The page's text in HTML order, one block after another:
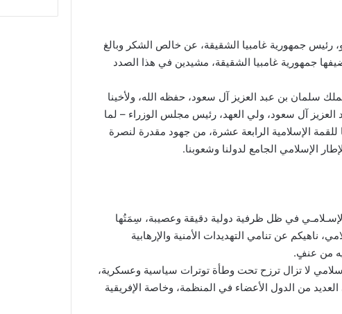
رئيس جمهورية غامبيا الشقيقة، عن خالص الشكر وبالغ
جمهورية غامبيا الشقيقة، مشيدين في هذا الصدد
سلمان بن عبد العزيز آل سعود، حفظه الله، ولأخينا
آل سعود، ولي العهد، رئيس مجلس الوزراء – لما
للقمة الإسلامية الرابعة عشرة، من جهود مقدرة لنصرة
الإسلامي الجامع لدولنا وشعوبنا.
في ظل ظرفية دولية دقيقة وعصيبة، سِمَتُها
ناهيكم عن تنامي التهديدات الأمنية والإرهابية
من عنفٍ.
لا تزال ترزح تحت وطأة توترات سياسية وعسكرية،
من الدول الأعضاء في المنظمة، وخاصة الإفريقية